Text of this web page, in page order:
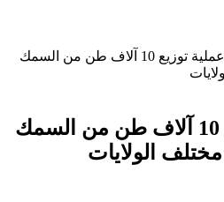
انطلاق عملية توزيع 10 آلاف طن من السمك
انطلاق عملية توزيع 10 آلاف طن من السمك
الولايات